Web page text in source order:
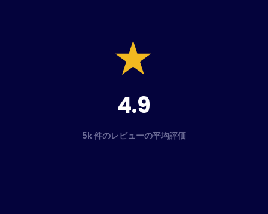
4.9
5k 件のレビューの平均評価